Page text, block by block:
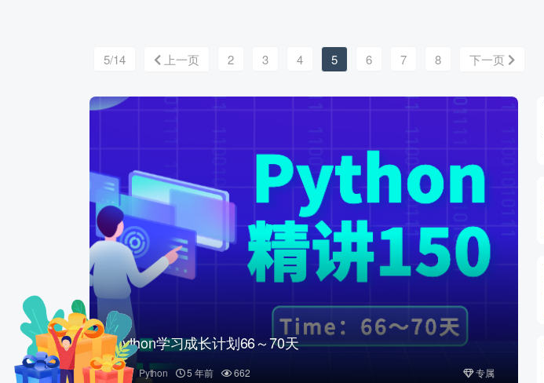
5/14 上一页 2 3 4 5 6 7 8 下一页
Python学习成长计划66～70天
Python 5 年前 662 专属